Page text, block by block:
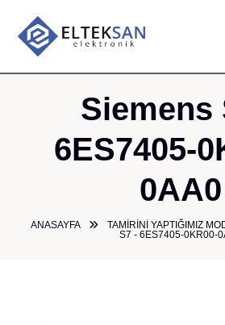
Siemens
6ES7405-
0AA0
ANASAYFA TAMIRINI YAPTIĞIMIZ
S7 - 6ES7405-0KR00-